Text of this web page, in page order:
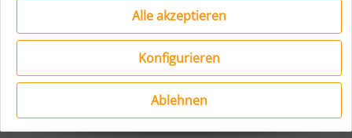
Alle akzeptieren
Konfigurieren
Ablehnen
sorgt für eine komfortable Handhabung,
selbst bei intensivem Gebrauch. Der lange
Griff bietet zusätzliche Reichweite und
erleichtert die Reinigung auch großer
Flächen.
Vielseitige Einsatzmöglichkeiten